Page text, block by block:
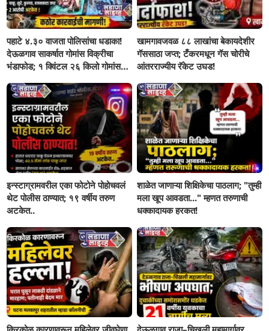
पहाटे ४.३० वाजता पोलिसांचा धडाका!
देऊळगाव साकर्षात गोमांस विक्रीचा
भंडाफोड; १ क्विंटल २६ किलो गोमांस
खामगावजवळ ८८ लाखांचा बेकायदेशीर
गॅससाठा जप्त; टँकरमधून गॅस चोरीचे
आंतरराज्यीय रॅकेट उघड!
इन्स्टाग्रामवरील एका फोटोने पोहोचवलं
थेट पोलीस ठाण्यात; १९ वर्षीय तरुण
अटकेत..
शाळेत जाणाऱ्या शिक्षिकेचा पाठलाग; "तुम्ही
मला खूप आवडता..." म्हणत तरुणाची
धक्कादायक हरकत!